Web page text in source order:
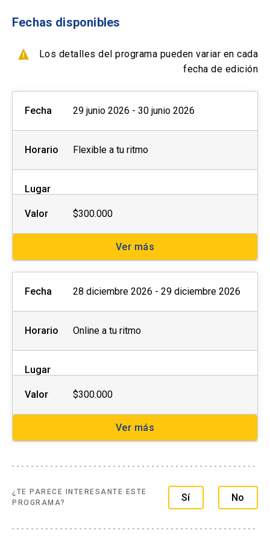
Formas de pago por empresas:
- Con ficha de inscripción y Orden de compra
Fechas disponibles
Los detalles del programa pueden variar en cada
fecha de edición
Fecha 29 junio 2026 - 30 junio 2026
Horario Flexible a tu ritmo
Lugar
Valor $300.000
Ver más
Fecha 28 diciembre 2026 - 29 diciembre 2026
Horario Online a tu ritmo
Lugar
Valor $300.000
Ver más
¿TE PARECE INTERESANTE ESTE
PROGRAMA?
Sí No